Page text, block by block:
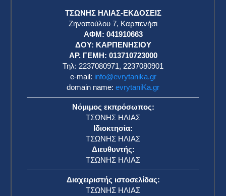
ΤΣΩΝΗΣ ΗΛΙΑΣ-ΕΚΔΟΣΕΙΣ
Ζηνοπούλου 7, Καρπενήσι
ΑΦΜ: 041910663
ΔΟΥ: ΚΑΡΠΕΝΗΣΙΟΥ
ΑΡ. ΓΕΜΗ: 013710723000
Τηλ: 2237080971, 2237080901
e-mail: info@evrytanika.gr
domain name: evrytaniKa.gr
Νόμιμος εκπρόσωπος:
ΤΣΩΝΗΣ ΗΛΙΑΣ
Ιδιοκτησία:
ΤΣΩΝΗΣ ΗΛΙΑΣ
Διευθυντής:
ΤΣΩΝΗΣ ΗΛΙΑΣ
Διαχειριστής ιστοσελίδας:
ΤΣΩΝΗΣ ΗΛΙΑΣ